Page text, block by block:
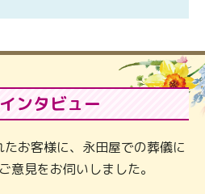
ンタビュー
お客様に、永田屋での葬儀に
意見をお伺いしました。